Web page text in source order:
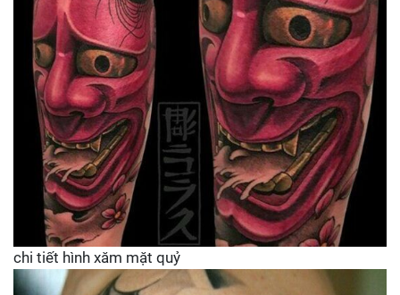
chi tiết hình xăm mặt quỷ